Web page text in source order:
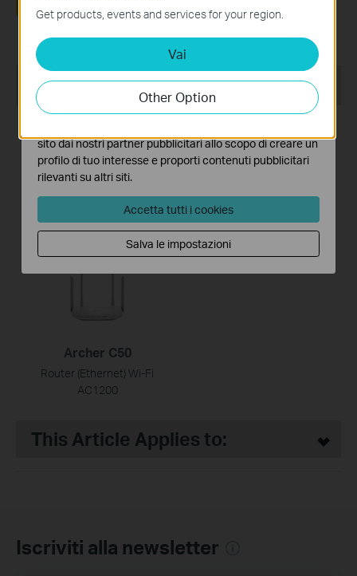
Recommend Products
TL-WR840N
Router (Ethernet) Wi-Fi N300
TL-WR841N
Router (Ethernet) Wi-Fi N300
Archer C50
Router (Ethernet) Wi-Fi
AC1200
This Article Applies to:
Iscriviti alla newsletter
Get products, events and services for your region.
Vai
Other Option
funzionamento del sito e non possono essere disattivati
nel tuo sistema.
Analytics e Marketing Cookies
I cookies analitici ci permettono di analizzare le tue
attività sul nostro sito allo scopo di migliorarne le
funzionalità.
sito dai nostri partner pubblicitari allo scopo di creare un
profilo di tuo interesse e proporti contenuti pubblicitari
rilevanti su altri siti.
Accetta tutti i cookies
Salva le impostazioni